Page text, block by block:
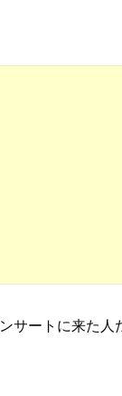
サートに来た人